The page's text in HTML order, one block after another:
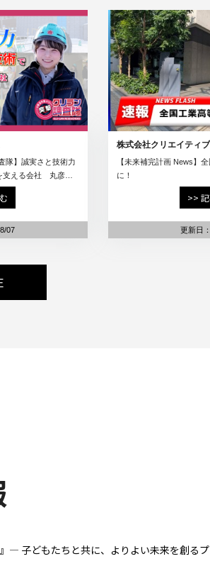
隊】誠実さと技術力
支える会社 丸彦渡
07
株式会社クリエイティ
【未来補完計画 News】
に！
>>
更新日
— 子どもたちと共に、よりよい未来を創る